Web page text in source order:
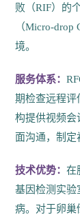
败（RIF）的
（Micro-
境。
服务体系：
期检查远程评
构提供视频会
面沟通，制定
技术优势：在
基因检测实验
病。对于卵巢